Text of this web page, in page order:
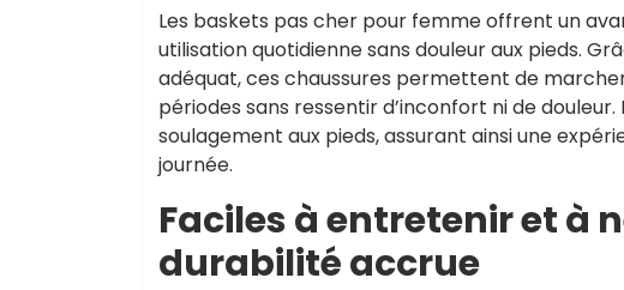
Les baskets pas cher pour femme offrent un
utilisation quotidienne sans douleur aux pieds.
adéquat, ces chaussures permettent de
périodes sans ressentir d’inconfort ni de
soulagement aux pieds, assurant ainsi une
journée.
Faciles à entretenir et à
durabilité accrue